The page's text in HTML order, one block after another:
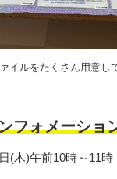
イルをたくさん用意し
フォメーショ
(木)午前10時～11時